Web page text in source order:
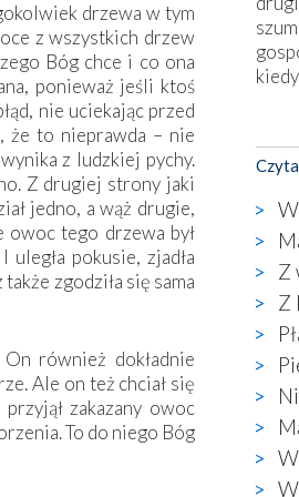
drzewa w tym
z wszystkich drzew
Bóg chce i co ona
ponieważ jeśli ktoś
nie uciekając przed
że to nieprawda – nie
z ludzkiej pychy.
Z drugiej strony jaki
jedno, a wąż drugie,
owoc tego drzewa był
pokusie, zjadła
zgodziła się sama
również dokładnie
Ale on też chciał się
zakazany owoc
To do niego Bóg
co
Z
Z